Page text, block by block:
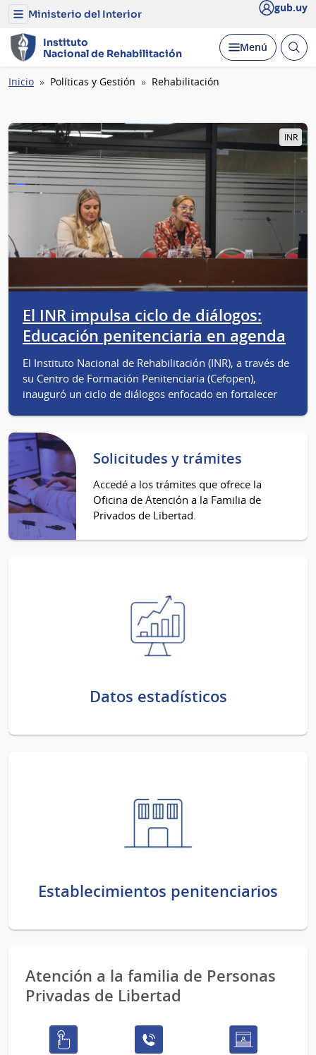
Menú
del
Ministerio
del
Interior
Ministerio del Interior gub.uy
Instituto
Nacionalde Rehabilitación
Desplegar
Menú Abrir
Ruta
Inicio Políticas y Gestión Rehabilitación
INR
El INR impulsa ciclo de diálogos:
Educación penitenciaria en agenda
El Instituto Nacional de Rehabilitación (INR), a través de
su Centro de Formación Penitenciaria (Cefopen),
inauguró un ciclo de diálogos enfocado en fortalecer
Solicitudes y trámites
Accedé a los trámites que ofrece la
Oficina de Atención a la Familia de
Privados de Libertad.
Datos estadísticos
Establecimientos penitenciarios
Atención a la familia de Personas
Privadas de Libertad